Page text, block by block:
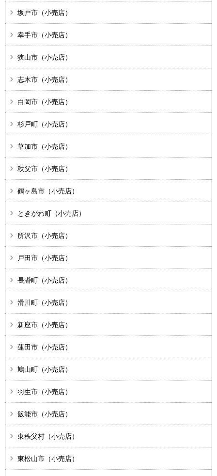
坂戸市（小売店）
幸手市（小売店）
狭山市（小売店）
志木市（小売店）
白岡市（小売店）
杉戸町（小売店）
草加市（小売店）
秩父市（小売店）
鶴ヶ島市（小売店）
ときがわ町（小売店）
所沢市（小売店）
戸田市（小売店）
長瀞町（小売店）
滑川町（小売店）
新座市（小売店）
蓮田市（小売店）
鳩山町（小売店）
羽生市（小売店）
飯能市（小売店）
東秩父村（小売店）
東松山市（小売店）